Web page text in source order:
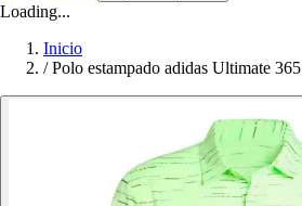
Loading...
Inicio
/ Polo estampado adidas Ultimate 365